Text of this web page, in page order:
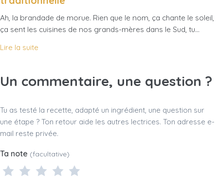
Ah, la brandade de morue. Rien que le nom, ça chante le soleil,
ça sent les cuisines de nos grands-mères dans le Sud, tu…
Lire la suite
Un commentaire, une question ?
Tu as testé la recette, adapté un ingrédient, une question sur
une étape ? Ton retour aide les autres lectrices. Ton adresse e-
mail reste privée.
Ta note (facultative)